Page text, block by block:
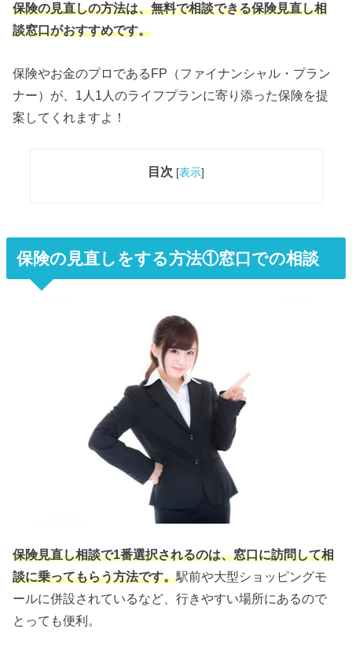
保険の見直しの方法は、無料で相談できる保険見直し相
談窓口がおすすめです。
保険やお金のプロであるFP（ファイナンシャル・プラン
ナー）が、1人1人のライフプランに寄り添った保険を提
案してくれますよ！
目次 [表示]
保険の見直しをする方法①窓口での相談
保険見直し相談で1番選択されるのは、窓口に訪問して相
談に乗ってもらう方法です。駅前や大型ショッピングモ
ールに併設されているなど、行きやすい場所にあるので
とっても便利。